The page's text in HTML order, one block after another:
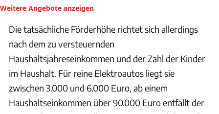
Die tatsächliche Förderhöhe richtet sich allerdings
nach dem zu versteuernden
Haushaltsjahreseinkommen und der Zahl der Kinder
im Haushalt. Für reine Elektroautos liegt sie
zwischen 3.000 und 6.000 Euro, ab einem
Haushaltseinkommen über 90.000 Euro entfällt der